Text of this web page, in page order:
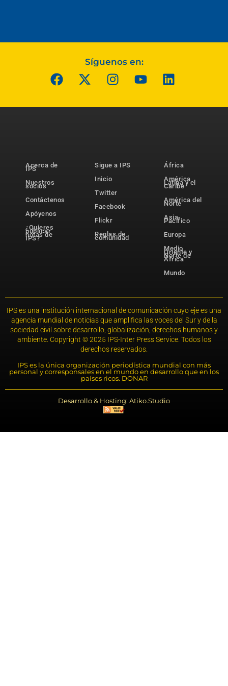
Síguenos en:
Acerca de
IPS
Nuestros
socios
Contáctenos
Apóyenos
¿Quieres
publicar
notas de
IPS?
Sigue a IPS
Inicio
Twitter
Facebook
Flickr
Reglas de
comunidad
África
América
Latina y el
Caribe
América del
Norte
Asia-
Pacífico
Europa
Medio
Oriente y
Norte de
África
Mundo
IPS es una institución internacional de comunicación cuyo eje es una
agencia mundial de noticias que amplifica las voces del Sur y de la
sociedad civil sobre desarrollo, globalización, derechos humanos y
ambiente. Copyright © 2025 IPS-Inter Press Service. Todos los
derechos reservados.
IPS es la única organización periodística mundial con más
personal y corresponsales en el mundo en desarrollo que en los
países ricos. DONAR
Desarrollo & Hosting: Atiko.Studio